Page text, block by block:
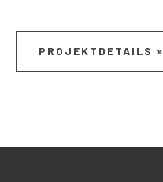
PROJEKTDETAILS »